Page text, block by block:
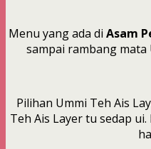
Menu yang ada di Asam
sampai rambang mata
Pilihan Ummi Teh Ais
Teh Ais Layer tu sedap